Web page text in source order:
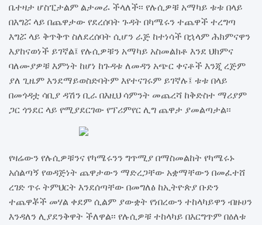
ቤተዛታ ሆስፒታልም ልታመራ ችላለች፡፡ የሉሲዎቹ አማካይ ቱቱ በላይ
በእግሯ ላይ በጨዋታው የደረሰባት ጉዳት በካሜሩን ተጨዋች ተረግጣ
እግሯ ላይ ቅጥቅጥ ስለደረሰባት ሲሆን ራጅ ከተነሳች በኋላም ሕክምናዋን
እያከናወነች ይገኛል፤ የሉሲዎቹን አማካይ አስመልክቶ እንደ ህክምና
ባለሙያዎቹ እምነት ከሆነ ከጉዳቱ ለመዳን አጭር ቀናቶች እንጂ ረጅም
ያለ ጊዜም እንደማይወስድባትም እየተናገሩም ይገኛሉ፤ ቱቱ በላይ
በመጎዳቷ ሳቢያ ዳሽን ቢራ በእዚህ ሳምንት መጨረሻ ከቅድስተ ማሪያም
ጋር ጎንደር ላይ የሚያደርገው የፕሪምየር ሊግ ጨዋታ ያመልጣታል፡፡
የዛሬውን የሉሲዎቹንና የካሜሩንን ግጥሚያ በማስመልከት የካሜሩኑ
አሰልጣኝ የወዳጅነት ጨዋታውን ማድረጋቸው አቋማቸውን በመፈተሸ
ረገድ ጥሩ ትምህርት እንደሰጣቸው በመግለፅ ከኢትዮጵያ ቡድን
ተጨዋቾች መሃል ቀደም ሲልም ያውቋት የነበረውን ተከላካይዋን ብዙሀን
እንዳለን ሊያደንቅዋት ችለዋል፡፡ የሉሲዎቹ ተከላካይ በእርግጥም በዕለቱ